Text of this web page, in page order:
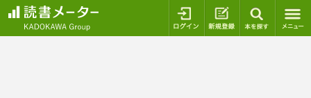
ログイン 新規登録